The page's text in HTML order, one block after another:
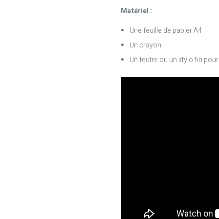
Matériel :
Une feuille de papier A4
Un crayon
Un feutre ou un stylo fin